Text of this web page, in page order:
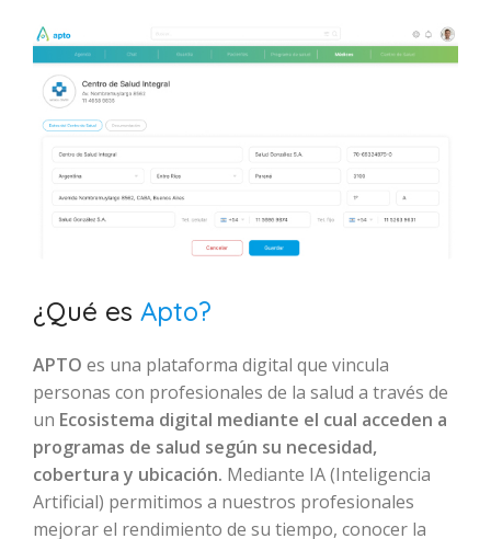
¿Qué es Apto?
APTO es una plataforma digital que vincula
personas con profesionales de la salud a través de
un Ecosistema digital mediante el cual acceden a
programas de salud según su necesidad,
cobertura y ubicación. Mediante IA (Inteligencia
Artificial) permitimos a nuestros profesionales
mejorar el rendimiento de su tiempo, conocer la